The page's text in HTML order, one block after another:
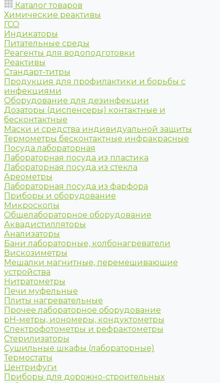
Каталог товаров
Химические реактивы
ГСО
Индикаторы
Питательные среды
Реагенты для водоподготовки
Реактивы
Стандарт-титры
Продукция для профилактики и борьбы с
инфекциями
Оборудование для дезинфекции
Дозаторы (диспенсеры) контактные и
бесконтактные
Маски и средства индивидуальной защиты
Термометры бесконтактные инфракрасные
Посуда лабораторная
Лабораторная посуда из пластика
Лабораторная посуда из стекла
Ареометры
Лабораторная посуда из фарфора
Приборы и оборудование
Микроскопы
Общелабораторное оборудование
Аквадистилляторы
Анализаторы
Бани лабораторные, колбонагреватели
Вискозиметры
Мешалки магнитные, перемешивающие
устройства
Нитратометры
Печи муфельные
Плиты нагревательные
Прочее лабораторное оборудование
рН-метры, иономеры, кондуктометры
Спектрофотометры и рефрактометры
Стерилизаторы
Сушильные шкафы (лабораторные)
Термостаты
Центрифуги
Приборы для дорожно-строительных